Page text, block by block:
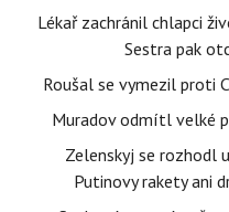
Lékař zachránil chlapci
Sestra pak
Roušal se vymezil proti
Muradov odmítl velké
Zelenskyj se rozhodl
Putinovy rakety ani